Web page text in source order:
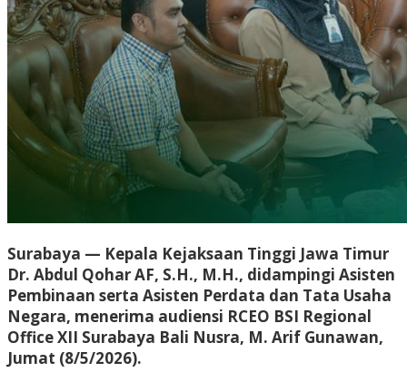
Surabaya — Kepala Kejaksaan Tinggi Jawa Timur
Dr. Abdul Qohar AF, S.H., M.H., didampingi Asisten
Pembinaan serta Asisten Perdata dan Tata Usaha
Negara, menerima audiensi RCEO BSI Regional
Office XII Surabaya Bali Nusra, M. Arif Gunawan,
Jumat (8/5/2026).